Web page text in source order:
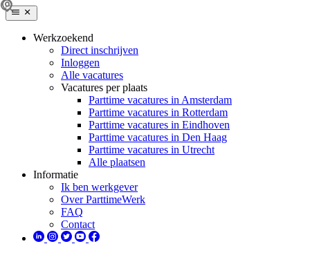
Werkzoekend
Direct inschrijven
Inloggen
Alle vacatures
Vacatures per plaats
Parttime vacatures in Amsterdam
Parttime vacatures in Rotterdam
Parttime vacatures in Eindhoven
Parttime vacatures in Den Haag
Parttime vacatures in Utrecht
Alle plaatsen
Informatie
Ik ben werkgever
Over ParttimeWerk
FAQ
Contact